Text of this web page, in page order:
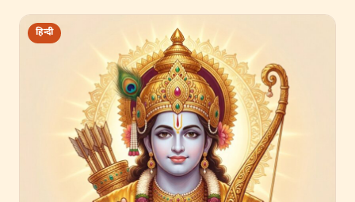
हिन्दी